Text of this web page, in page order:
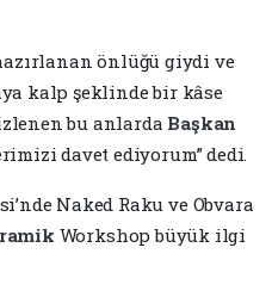
önlüğü giydi ve
kalp şeklinde bir kâse
bu anlarda Başkan
davet ediyorum” dedi.
Naked Raku ve Obvara
Workshop büyük ilgi